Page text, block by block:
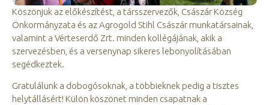
Köszönjük az előkészítést, a társszervezők, Császár Község
Önkormányzata és az Agrogold Stihl Császár munkatársainak,
valamint a Vérteserdő Zrt. minden kollégájának, akik a
szervezésben, és a versenynap sikeres lebonyolításában
segédkeztek.
Gratulálunk a dobogósoknak, a többieknek pedig a tisztes
helytállásért! Külön köszönet minden csapatnak a